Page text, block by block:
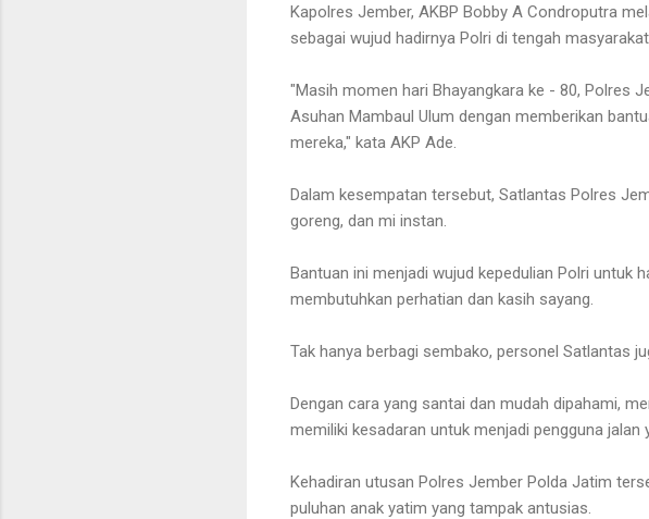
Kapolres Jember, AKBP Bobby A Condroputra
sebagai wujud hadirnya Polri di tengah
"Masih momen hari Bhayangkara ke - 80, Polres
Asuhan Mambaul Ulum dengan memberikan
mereka," kata AKP Ade.
Dalam kesempatan tersebut, Satlantas Polres
goreng, dan mi instan.
Bantuan ini menjadi wujud kepedulian Polri untuk
membutuhkan perhatian dan kasih sayang.
Tak hanya berbagi sembako, personel Satlantas
Dengan cara yang santai dan mudah dipahami,
memiliki kesadaran untuk menjadi pengguna jalan
Kehadiran utusan Polres Jember Polda Jatim
puluhan anak yatim yang tampak antusias.